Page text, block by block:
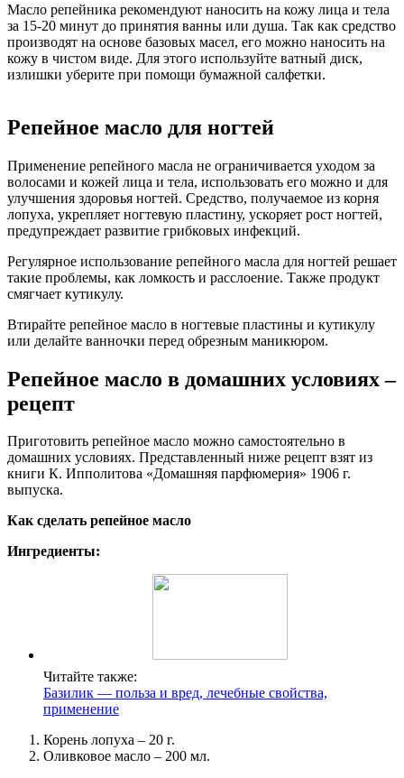
Масло репейника рекомендуют наносить на кожу лица и тела
за 15-20 минут до принятия ванны или душа. Так как средство
производят на основе базовых масел, его можно наносить на
кожу в чистом виде. Для этого используйте ватный диск,
излишки уберите при помощи бумажной салфетки.
Репейное масло для ногтей
Применение репейного масла не ограничивается уходом за
волосами и кожей лица и тела, использовать его можно и для
улучшения здоровья ногтей. Средство, получаемое из корня
лопуха, укрепляет ногтевую пластину, ускоряет рост ногтей,
предупреждает развитие грибковых инфекций.
Регулярное использование репейного масла для ногтей решает
такие проблемы, как ломкость и расслоение. Также продукт
смягчает кутикулу.
Втирайте репейное масло в ногтевые пластины и кутикулу
или делайте ванночки перед обрезным маникюром.
Репейное масло в домашних условиях –
рецепт
Приготовить репейное масло можно самостоятельно в
домашних условиях. Представленный ниже рецепт взят из
книги К. Ипполитова «Домашняя парфюмерия» 1906 г.
выпуска.
Как сделать репейное масло
Ингредиенты:
Читайте также:
Базилик — польза и вред, лечебные свойства,
применение
Корень лопуха – 20 г.
Оливковое масло – 200 мл.